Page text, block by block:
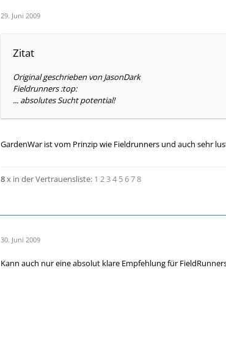
29. Juni 2009
Zitat
Original geschrieben von JasonDark
Fieldrunners :top:
... absolutes Sucht potential!
GardenWar ist vom Prinzip wie Fieldrunners und auch sehr
8x in der Vertrauensliste: 1 234 5678
30. Juni 2009
Kann auch nur eine absolut klare Empfehlung für